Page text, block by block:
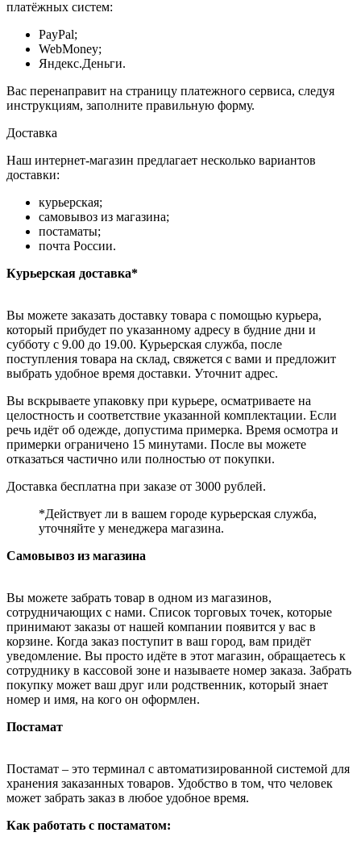
платёжных систем:
PayPal;
WebMoney;
Яндекс.Деньги.
Вас перенаправит на страницу платежного сервиса, следуя
инструкциям, заполните правильную форму.
Доставка
Наш интернет-магазин предлагает несколько вариантов
доставки:
курьерская;
самовывоз из магазина;
постаматы;
почта России.
Курьерская доставка*
Вы можете заказать доставку товара с помощью курьера,
который прибудет по указанному адресу в будние дни и
субботу с 9.00 до 19.00. Курьерская служба, после
поступления товара на склад, свяжется с вами и предложит
выбрать удобное время доставки. Уточнит адрес.
Вы вскрываете упаковку при курьере, осматриваете на
целостность и соответствие указанной комплектации. Если
речь идёт об одежде, допустима примерка. Время осмотра и
примерки ограничено 15 минутами. После вы можете
отказаться частично или полностью от покупки.
Доставка бесплатна при заказе от 3000 рублей.
*Действует ли в вашем городе курьерская служба,
уточняйте у менеджера магазина.
Самовывоз из магазина
Вы можете забрать товар в одном из магазинов,
сотрудничающих с нами. Список торговых точек, которые
принимают заказы от нашей компании появится у вас в
корзине. Когда заказ поступит в ваш город, вам придёт
уведомление. Вы просто идёте в этот магазин, обращаетесь к
сотруднику в кассовой зоне и называете номер заказа. Забрать
покупку может ваш друг или родственник, который знает
номер и имя, на кого он оформлен.
Постамат
Постамат – это терминал с автоматизированной системой для
хранения заказанных товаров. Удобство в том, что человек
может забрать заказ в любое удобное время.
Как работать с постаматом: